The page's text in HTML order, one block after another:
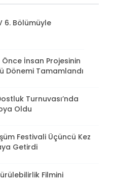
6. Bölümüyle
İnsan Projesinin
Dönemi Tamamlandı
Turnuvası’nda
Oldu
Festivali Üçüncü Kez
Getirdi
Filmini